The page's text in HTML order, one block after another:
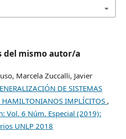
del mismo autor/a
Marcela Zuccalli, Javier
DE SISTEMAS
HAMILTONIANOS IMPLÍCITOS ,
Vol. 6 Núm. Especial (2019):
UNLP 2018